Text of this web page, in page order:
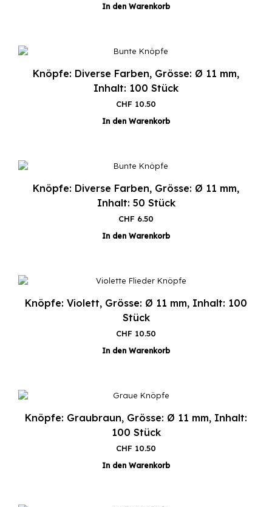
In den Warenkorb
Knöpfe: Diverse Farben, Grösse: Ø 11 mm,
Inhalt: 100 Stück
CHF 10.50
In den Warenkorb
Knöpfe: Diverse Farben, Grösse: Ø 11 mm,
Inhalt: 50 Stück
CHF 6.50
In den Warenkorb
Knöpfe: Violett, Grösse: Ø 11 mm, Inhalt: 100
Stück
CHF 10.50
In den Warenkorb
Knöpfe: Graubraun, Grösse: Ø 11 mm, Inhalt:
100 Stück
CHF 10.50
In den Warenkorb